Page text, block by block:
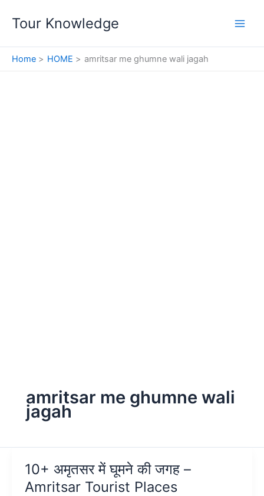
Tour Knowledge
Home HOME amritsar me ghumne wali jagah
amritsar me ghumne wali
jagah
10+ अमृतसर में घूमने की जगह –
Amritsar Tourist Places